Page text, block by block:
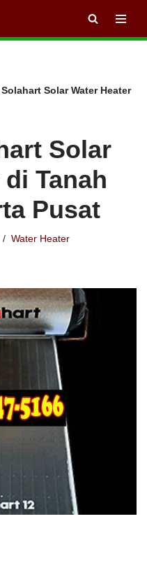
Solar Water Heater
Solar
Tanah
Pusat
Water Heater